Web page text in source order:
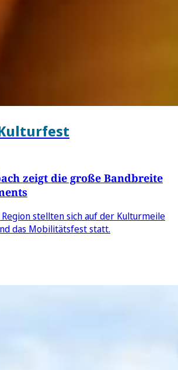
zeigt die große Bandbreite
stellten sich auf der Kulturmeile
das Mobilitätsfest statt.